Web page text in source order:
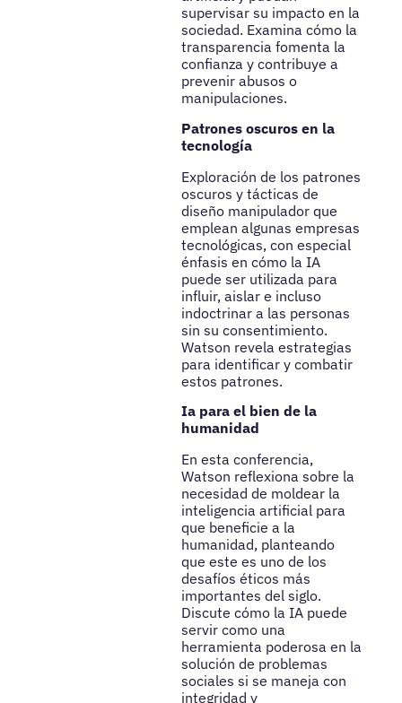
supervisar su impacto en la
sociedad. Examina cómo la
transparencia fomenta la
confianza y contribuye a
prevenir abusos o
manipulaciones.
Patrones oscuros en la
tecnología
Exploración de los patrones
oscuros y tácticas de
diseño manipulador que
emplean algunas empresas
tecnológicas, con especial
énfasis en cómo la IA
puede ser utilizada para
influir, aislar e incluso
indoctrinar a las personas
sin su consentimiento.
Watson revela estrategias
para identificar y combatir
estos patrones.
Ia para el bien de la
humanidad
En esta conferencia,
Watson reflexiona sobre la
necesidad de moldear la
inteligencia artificial para
que beneficie a la
humanidad, planteando
que este es uno de los
desafíos éticos más
importantes del siglo.
Discute cómo la IA puede
servir como una
herramienta poderosa en la
solución de problemas
sociales si se maneja con
integridad y